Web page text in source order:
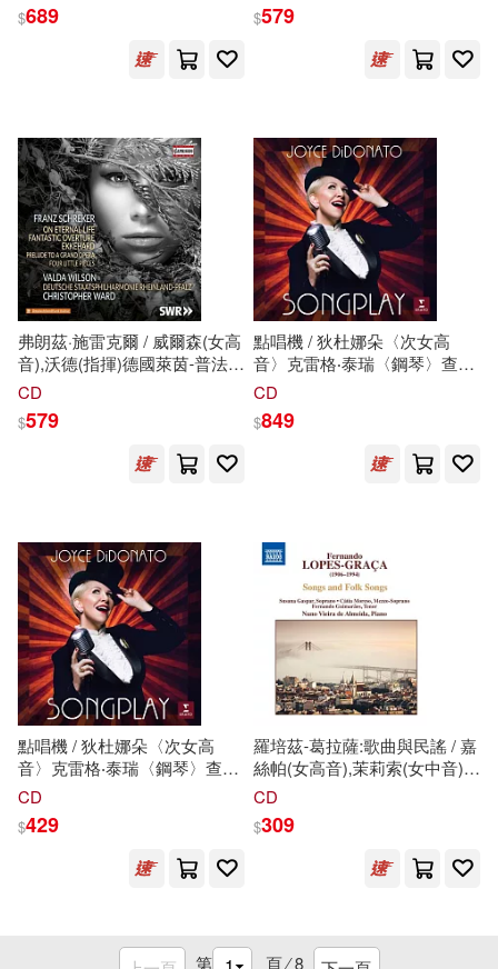
Nelson, Jessi Colter, Tompall
Glaser / Wanted! The Outlaws
$689
Concerto & Inventions /
Gazarian(conductor)Georgian
Chamber Orchestra Ingolstadt)
$579
弗朗茲·施雷克爾 / 威爾森(女高
音),沃德(指揮)德國萊茵-普法爾
茲州立愛樂管弦樂團 (CD)
(soprano),Christopher
Ward(conductor)Deutsche
Staatsphilharmonie Rheinland-
CD
$579
點唱機 / 狄杜娜朵〈次女高
音〉克雷格‧泰瑞〈鋼琴〉查克‧
伊斯拉爾斯〈低音提琴〉吉米‧
柯〈班多紐手風琴〉查利‧波特
〈小號〉歐洲進口盤 (LP黑膠
唱片)(Songplay / Joyce
Lautaro Greco, Charlie Porte
(LP))
CD
$849
點唱機 / 狄杜娜朵〈次女高
音〉克雷格‧泰瑞〈鋼琴〉查克‧
伊斯拉爾斯〈低音提琴〉吉米‧
柯〈班多紐手風琴〉查利‧波特
〈小號〉(歐洲進口盤)
(Songplay / Joyce DiDonato,
Greco, Charlie Porte)
CD
$429
羅培茲-葛拉薩:歌曲與民謠 / 嘉
絲帕(女高音),茉莉索(女中音),
吉馬雷斯(男高音),維埃拉.
Graca: Songs and Folk Songs
Gaspar(soprano),Moreso(mezzo-
CD
$309
第 頁 ⁄8